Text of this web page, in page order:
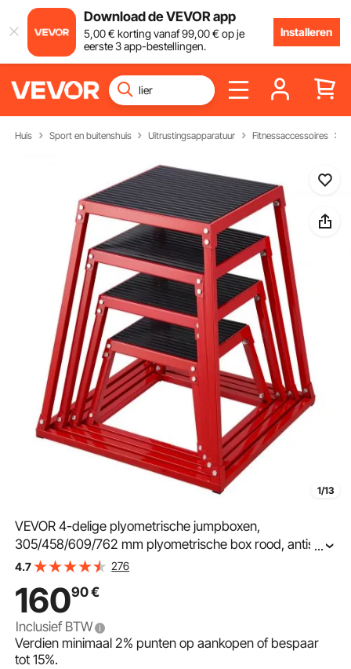
Download de VEVOR app
5,00€ korting vanaf99,00€ op je
eerste 3 app-bestellingen.
Installeren
Huis Sport en buitenshuis Uitrustingsapparatuur Fitnessaccessoires
1/13
VEVOR 4-delige plyometrische jumpboxen,
305/458/609/762 mm plyometrische box rood, antislip
fitnessoefenset met step-up box voor
draagbare jumptraining
...
4.7 276
16090€
Inclusief BTW
Verdien minimaal2% punten op aankopen of bespaar
tot15%.